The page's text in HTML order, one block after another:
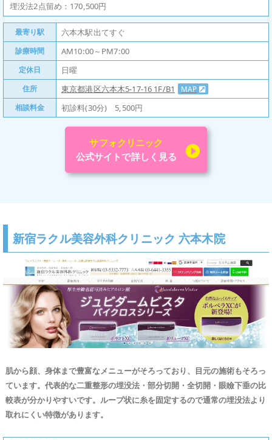
埋没法2点留め：170,500円
最寄り駅 六本木駅出てすぐ
診療時間 AM10:00～PM7:00
定休日 日曜
住所 東京都港区六本木5-17-16 1F/B1 MAP
相談料金 初診料(30分) 5,500円
サフォクリニック
公式サイトで詳しく見る
新宿ラクル美容外科クリニック 六本木院
肌から顔、身体まで豊富なメニューがそろっており、目元の施術もそろっ
ています。代表的な二重整形の埋没法・部分切開・全切開・眼瞼下垂の比
較表が分かりやすいです。ループ状に糸を固定するので通常の埋没法より
取れにくい特徴があります。